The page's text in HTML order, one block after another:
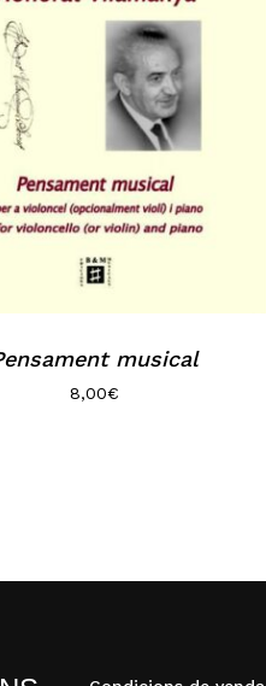
musical
8,00€